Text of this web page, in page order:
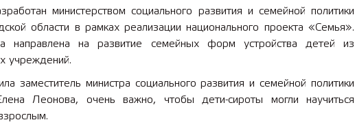
министерством социального развития и семейной политики
области в рамках реализации национального проекта «Семья».
направлена на развитие семейных форм устройства детей из
учреждений.
заместитель министра социального развития и семейной политики
Леонова, очень важно, чтобы дети-сироты могли научиться